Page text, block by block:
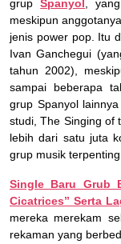
grupSpanyol ,
meskipun
jenis power pop. Itu
Ivan Ganchegui
tahun 2002),
sampai beberapa
grup Spanyol
studi, The Singing of
lebih dari satu juta
grup musik
Single Baru Grub
Cicatrices” Serta
mereka merekam
rekaman yang